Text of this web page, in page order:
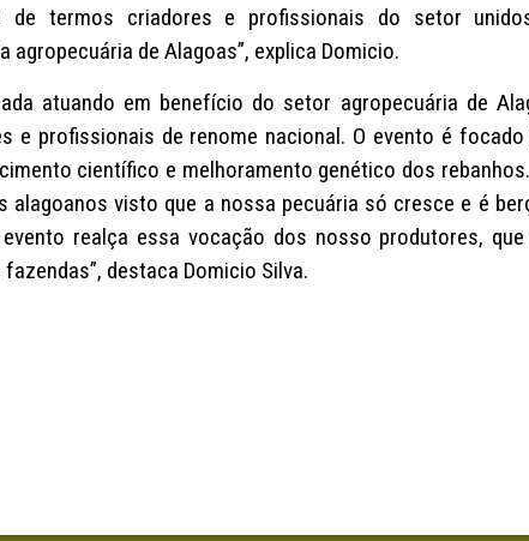
de termos criadores e profissionais do setor
de Alagoas”, explica Domicio.
atuando em benefício do setor agropecuária de
e profissionais de renome nacional. O evento é
científico e melhoramento genético dos
visto que a nossa pecuária só cresce e é
realça essa vocação dos nosso produtores,
destaca Domicio Silva.